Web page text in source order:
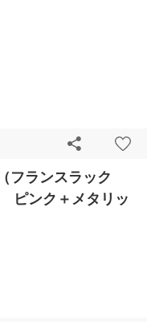
フランスラック
ピンク＋メタリッ